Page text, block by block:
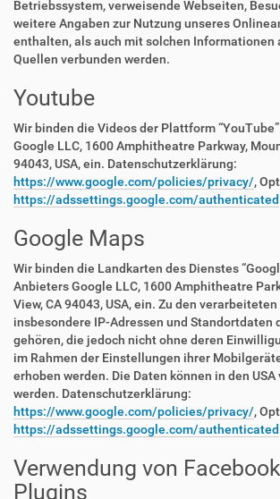
Betriebssystem, verweisende Webseiten,
weitere Angaben zur Nutzung unseres
enthalten, als auch mit solchen Informationen
Quellen verbunden werden.
Youtube
Wir binden die Videos der Plattform
Google LLC, 1600 Amphitheatre Parkway,
94043, USA, ein. Datenschutzerklärung:
https://www.google.com/policies/privacy/,
https://adssettings.google.com/authenticated
Google Maps
Wir binden die Landkarten des Dienstes
Anbieters Google LLC, 1600 Amphitheatre
View, CA 94043, USA, ein. Zu den
insbesondere IP-Adressen und Standortdaten
gehören, die jedoch nicht ohne deren
im Rahmen der Einstellungen ihrer
erhoben werden. Die Daten können in den
werden. Datenschutzerklärung:
https://www.google.com/policies/privacy/,
https://adssettings.google.com/authenticated
Verwendung von
Plugins